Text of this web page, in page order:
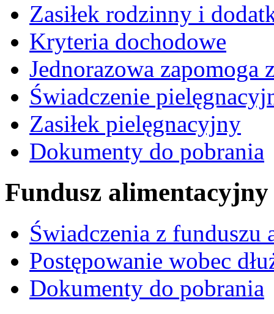
Zasiłek rodzinny i
Kryteria dochodowe
Jednorazowa zapomoga
Świadczenie
Zasiłek pielęgnacyjny
Dokumenty do pobrania
Fundusz alimentacyjny
Świadczenia z funduszu
Postępowanie wobec
Dokumenty do pobrania